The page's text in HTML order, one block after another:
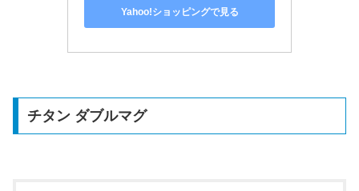
Yahoo!ショッピングで見る
チタン ダブルマグ